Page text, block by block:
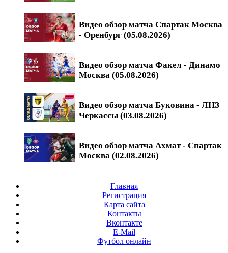
Видео обзор матча Спартак Москва
- Оренбург (05.08.2026)
Видео обзор матча Факел - Динамо
Москва (05.08.2026)
Видео обзор матча Буковина - ЛНЗ
Черкассы (03.08.2026)
Видео обзор матча Ахмат - Спартак
Москва (02.08.2026)
Главная
Регистрация
Карта сайта
Контакты
Вконтакте
E-Mail
Футбол онлайн